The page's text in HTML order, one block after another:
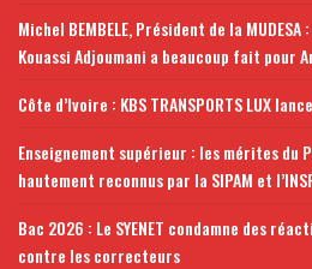
Michel BEMBELE, Président de la
Kouassi Adjoumani a beaucoup fait pour
Côte d’Ivoire : KBS TRANSPORTS LUX
Enseignement supérieur : les mérites du
hautement reconnus par la SIPAM et
Bac 2026 : Le SYENET condamne des
contre les correcteurs